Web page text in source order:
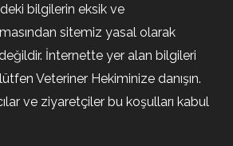
bilgilerin eksik ve
sitemiz yasal olarak
İnternette yer alan bilgileri
Veteriner Hekiminize danışın.
ve ziyaretçiler bu koşulları kabul